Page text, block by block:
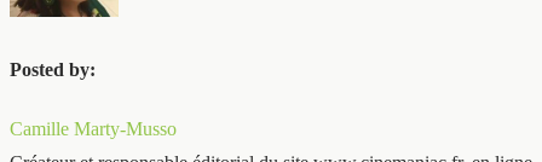
Posted by:
Camille Marty-Musso